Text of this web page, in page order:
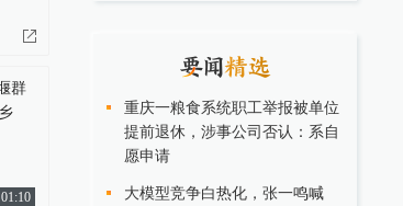
01:10
重庆一粮食系统职工举报被单位
提前退休，涉事公司否认：系自
愿申请
大模型竞争白热化，张一鸣喊